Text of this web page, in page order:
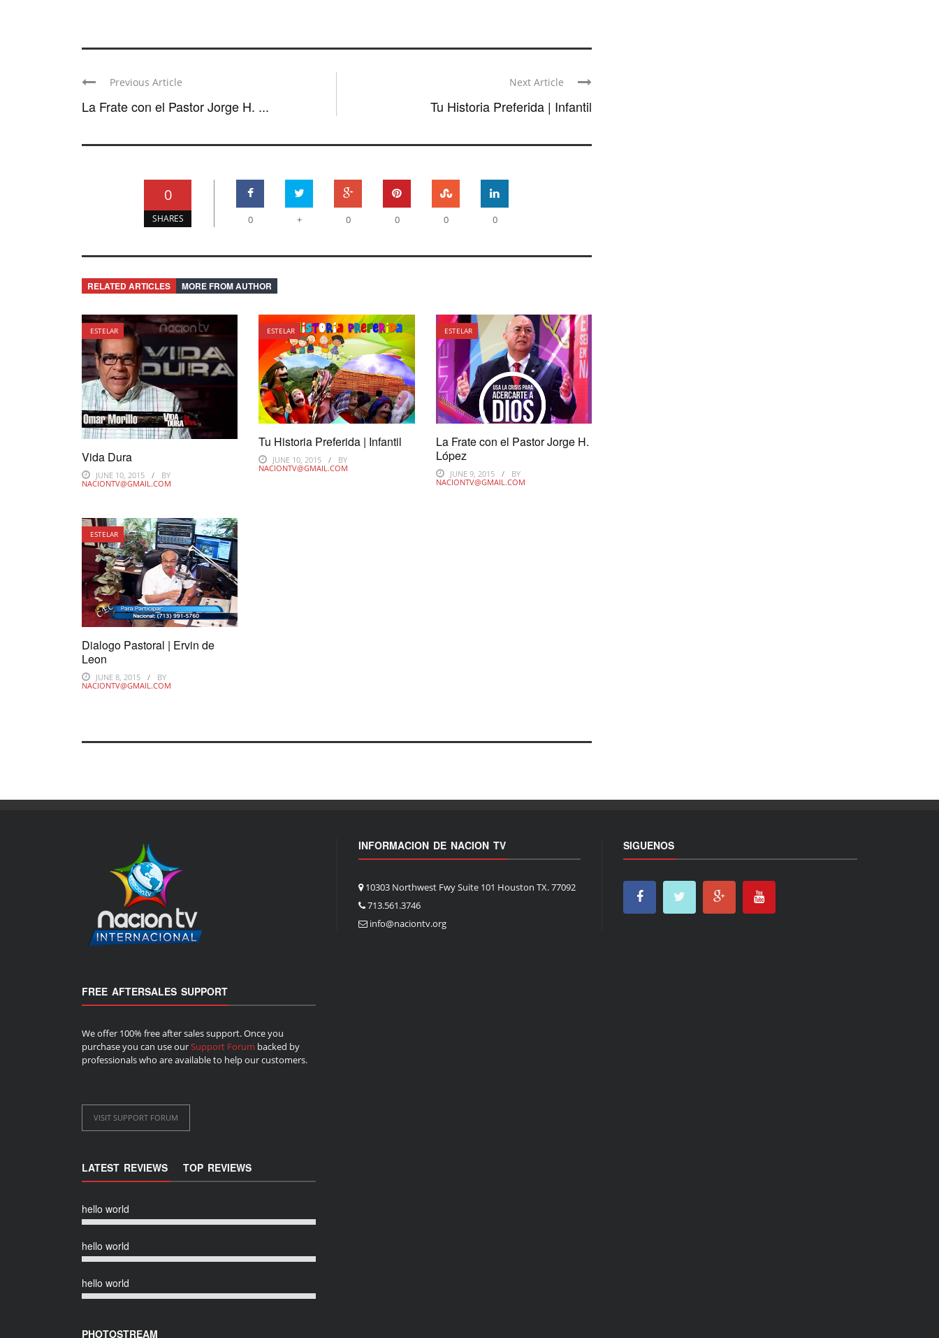
Previous Article
La Frate con el Pastor Jorge H. ...
Next Article
Tu Historia Preferida | Infantil
0
SHARES 0 + 0 0 0 0
RELATED ARTICLES MORE FROM AUTHOR
ESTELAR
Vida Dura
JUNE 10, 2015
BY
NACIONTV@GMAIL.COM
ESTELAR
Tu Historia Preferida | Infantil
JUNE 10, 2015
BY
NACIONTV@GMAIL.COM
ESTELAR
La Frate con el Pastor Jorge H.
López
JUNE 9, 2015
BY
NACIONTV@GMAIL.COM
ESTELAR
Dialogo Pastoral | Ervin de
Leon
JUNE 8, 2015
BY
NACIONTV@GMAIL.COM
FREE AFTERSALES SUPPORT
We offer 100% free after sales support. Once you
purchase you can use ourSupport Forum backed by
professionals who are available to help our customers.
VISIT SUPPORT FORUM
LATEST REVIEWS TOP REVIEWS
hello world
hello world
hello world
PHOTOSTREAM
INFORMACION DE NACION TV
10303 Northwest Fwy Suite 101 Houston TX. 77092
713.561.3746
info@naciontv.org
SIGUENOS